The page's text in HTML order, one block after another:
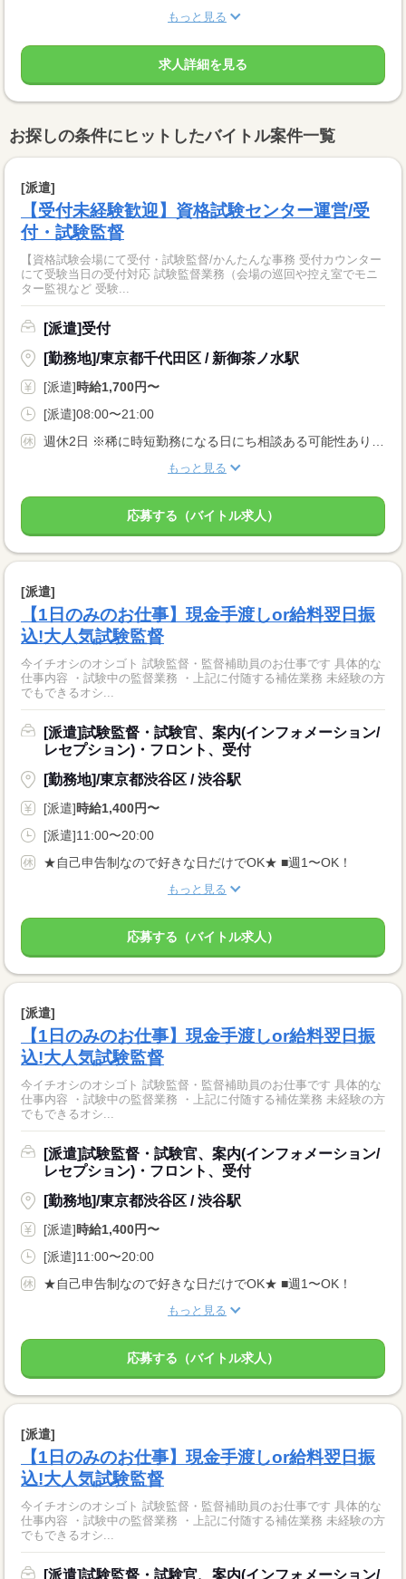
もっと見る
求人詳細を見る
お探しの条件にヒットしたバイトル案件一覧
[派遣]
【受付未経験歓迎】資格試験センター運営/受
付・試験監督
【資格試験会場にて受付・試験監督/かんたんな事務 受付カウンター
にて受験当日の受付対応 試験監督業務（会場の巡回や控え室でモニ
ター監視など 受験...
[派遣]受付
[勤務地]/東京都千代田区 / 新御茶ノ水駅
[派遣]時給1,700円〜
[派遣]08:00〜21:00
もっと見る
応募する（バイトル求人）
[派遣]
【1日のみのお仕事】現金手渡しor給料翌日振
込!大人気試験監督
今イチオシのオシゴト 試験監督・監督補助員のお仕事です 具体的な
仕事内容 ・試験中の監督業務 ・上記に付随する補佐業務 未経験の方
でもできるオシ...
[派遣]試験監督・試験官、案内(インフォメーション/
レセプション)・フロント、受付
[勤務地]/東京都渋谷区 / 渋谷駅
[派遣]時給1,400円〜
[派遣]11:00〜20:00
★自己申告制なので好きな日だけでOK★ ■週1〜OK！
もっと見る
応募する（バイトル求人）
[派遣]
【1日のみのお仕事】現金手渡しor給料翌日振
込!大人気試験監督
今イチオシのオシゴト 試験監督・監督補助員のお仕事です 具体的な
仕事内容 ・試験中の監督業務 ・上記に付随する補佐業務 未経験の方
でもできるオシ...
[派遣]試験監督・試験官、案内(インフォメーション/
レセプション)・フロント、受付
[勤務地]/東京都渋谷区 / 渋谷駅
[派遣]時給1,400円〜
[派遣]11:00〜20:00
★自己申告制なので好きな日だけでOK★ ■週1〜OK！
もっと見る
応募する（バイトル求人）
[派遣]
【1日のみのお仕事】現金手渡しor給料翌日振
込!大人気試験監督
今イチオシのオシゴト 試験監督・監督補助員のお仕事です 具体的な
仕事内容 ・試験中の監督業務 ・上記に付随する補佐業務 未経験の方
でもできるオシ...
[派遣]試験監督・試験官、案内(インフォメーション/